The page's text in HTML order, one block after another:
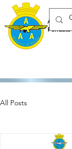
Fondata
All Posts